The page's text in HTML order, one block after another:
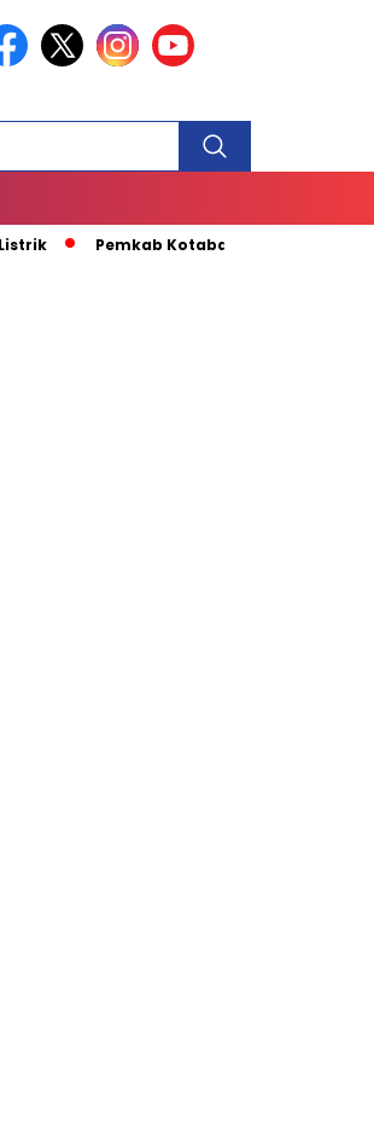
Pemkab Kotabaru Apresiasi Kunjungan